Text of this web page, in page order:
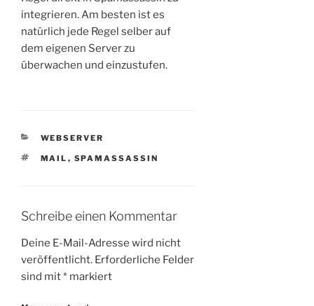
integrieren. Am besten ist es
natürlich jede Regel selber auf
dem eigenen Server zu
überwachen und einzustufen.
KATEGORIEN
WEBSERVER
SCHLAGWÖRTER
MAIL , SPAMASSASSIN
Schreibe einen Kommentar
Deine E-Mail-Adresse wird nicht
veröffentlicht. Erforderliche Felder
sind mit* markiert